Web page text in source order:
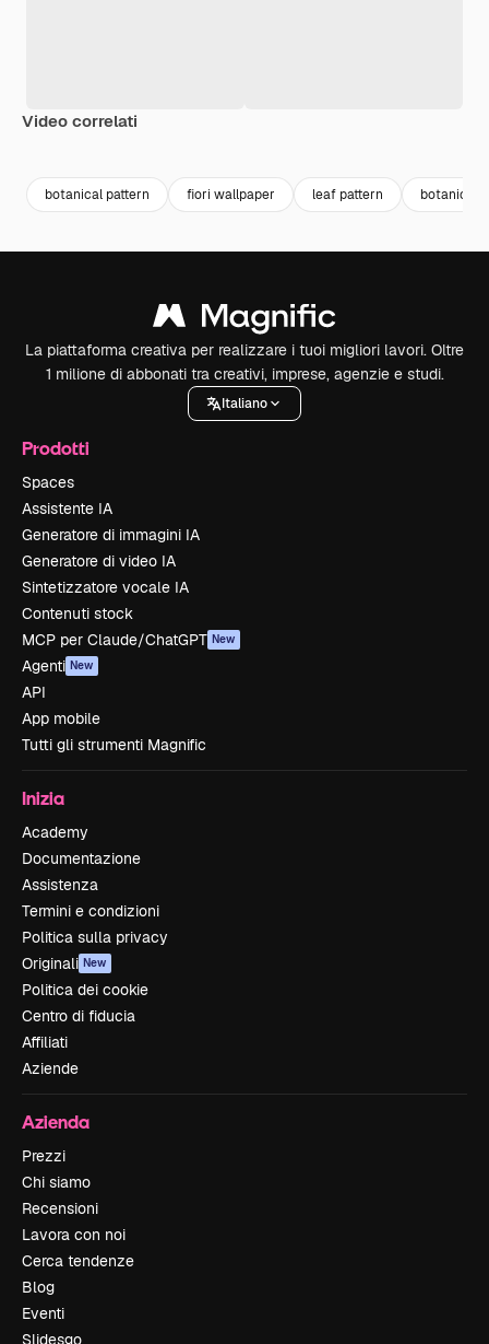
Video correlati
botanical pattern fiori wallpaper leaf pattern botanical
La piattaforma creativa per realizzare i tuoi migliori lavori. Oltre
1 milione di abbonati tra creativi, imprese, agenzie e studi.
Italiano
Prodotti
Spaces
Assistente IA
Generatore di immagini IA
Generatore di video IA
Sintetizzatore vocale IA
Contenuti stock
MCP per Claude/ChatGPT New
Agenti New
API
App mobile
Tutti gli strumenti Magnific
Inizia
Academy
Documentazione
Assistenza
Termini e condizioni
Politica sulla privacy
Originali New
Politica dei cookie
Centro di fiducia
Affiliati
Aziende
Azienda
Prezzi
Chi siamo
Recensioni
Lavora con noi
Cerca tendenze
Blog
Eventi
Slidesgo